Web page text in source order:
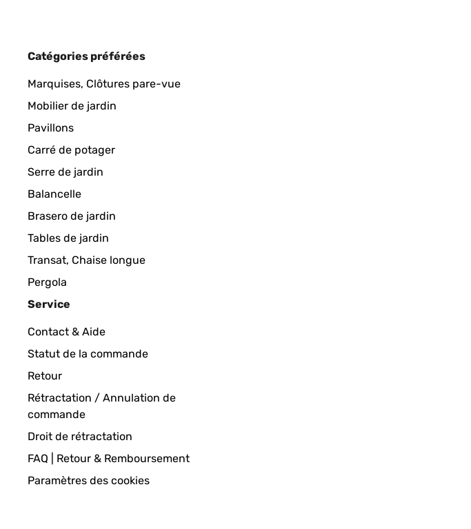
Catégories préférées
Marquises, Clôtures pare-vue
Mobilier de jardin
Pavillons
Carré de potager
Serre de jardin
Balancelle
Brasero de jardin
Tables de jardin
Transat, Chaise longue
Pergola
Service
Contact & Aide
Statut de la commande
Retour
Rétractation / Annulation de
commande
Droit de rétractation
FAQ | Retour & Remboursement
Paramètres des cookies